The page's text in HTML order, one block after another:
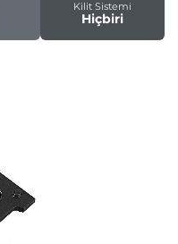
Kilit Sistemi
Hiçbiri